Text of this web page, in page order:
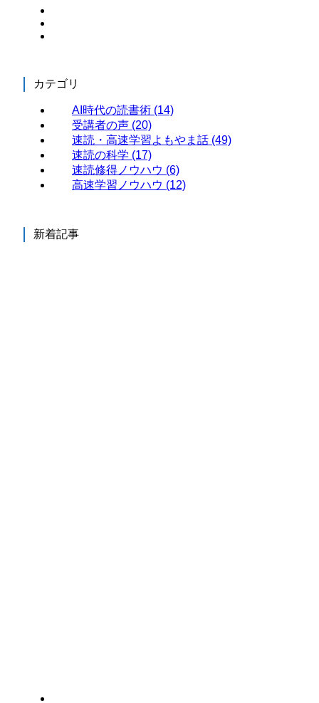
カテゴリ
AI時代の読書術 (14)
受講者の声 (20)
速読・高速学習よもやま話 (49)
速読の科学 (17)
速読修得ノウハウ (6)
高速学習ノウハウ (12)
新着記事